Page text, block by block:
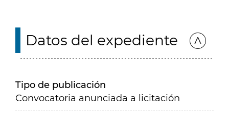
Datos del expediente
Tipo de publicación
Convocatoria anunciada a licitación